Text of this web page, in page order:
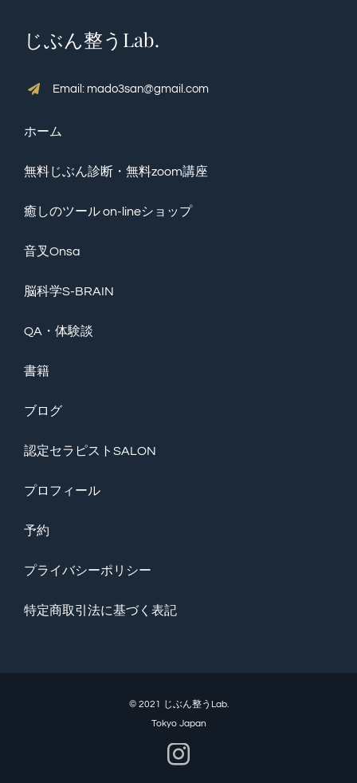
じぶん整うLab.
Email: mado3san@gmail.com
ホーム
無料じぶん診断・無料zoom講座
癒しのツール on-lineショップ
音叉Onsa
脳科学S-BRAIN
QA・体験談
書籍
ブログ
認定セラピストSALON
プロフィール
予約
プライバシーポリシー
特定商取引法に基づく表記
© 2021 じぶん整うLab.
Tokyo Japan